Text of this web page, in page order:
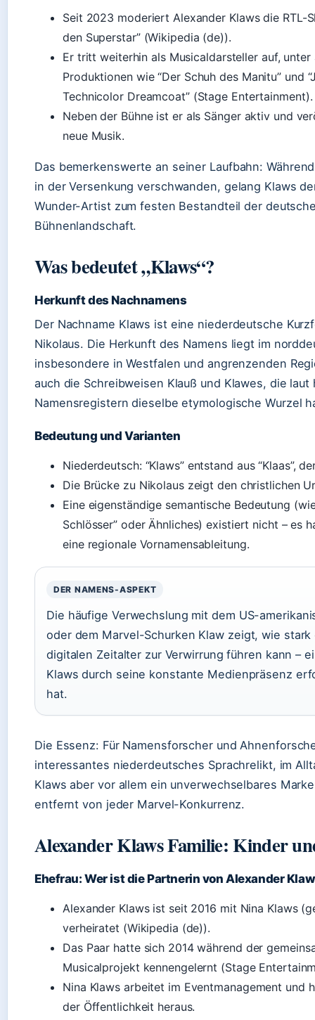
Seit 2023 moderiert Alexander Klaws die RTL-
den Superstar” (Wikipedia (de)).
Er tritt weiterhin als Musicaldarsteller auf, unter
Produktionen wie “Der Schuh des Manitu” und
Technicolor Dreamcoat” (Stage Entertainment).
Neben der Bühne ist er als Sänger aktiv und
neue Musik.
Das bemerkenswerte an seiner Laufbahn:
in der Versenkung verschwanden, gelang Klaws
Wunder-Artist zum festen Bestandteil der
Bühnenlandschaft.
Was bedeutet „Klaws“?
Herkunft des Nachnamens
Der Nachname Klaws ist eine niederdeutsche
Nikolaus. Die Herkunft des Namens liegt im
insbesondere in Westfalen und angrenzenden
auch die Schreibweisen Klauß und Klawes, die
Namensregistern dieselbe etymologische Wurzel
Bedeutung und Varianten
Niederdeutsch: “Klaws” entstand aus “Klaas”,
Die Brücke zu Nikolaus zeigt den christlichen
Eine eigenständige semantische Bedeutung
Schlösser” oder Ähnliches) existiert nicht – es
eine regionale Vornamensableitung.
DER NAMENS-ASPEKT
Die häufige Verwechslung mit dem US-
oder dem Marvel-Schurken Klaw zeigt, wie stark
digitalen Zeitalter zur Verwirrung führen kann –
Klaws durch seine konstante Medienpräsenz
hat.
Die Essenz: Für Namensforscher und
interessantes niederdeutsches Sprachrelikt, im
Klaws aber vor allem ein unverwechselbares
entfernt von jeder Marvel-Konkurrenz.
Alexander Klaws Familie: Kinder
Ehefrau: Wer ist die Partnerin von Alexander
Alexander Klaws ist seit 2016 mit Nina Klaws
verheiratet (Wikipedia (de)).
Das Paar hatte sich 2014 während der
Musicalprojekt kennengelernt (Stage
Nina Klaws arbeitet im Eventmanagement und
der Öffentlichkeit heraus.